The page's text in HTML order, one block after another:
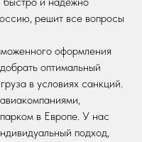
решит все вопросы
оформления
оптимальный
в условиях санкций.
в Европе. У нас
подход,